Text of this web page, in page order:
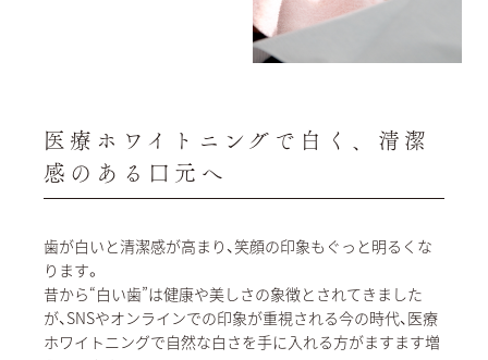
医療ホワイトニングで白く、清潔
感のある口元へ
歯が白いと清潔感が高まり、笑顔の印象もぐっと明るくな
ります。
昔から“白い歯”は健康や美しさの象徴とされてきました
が、SNSやオンラインでの印象が重視される今の時代、医療
ホワイトニングで自然な白さを手に入れる方がますます増